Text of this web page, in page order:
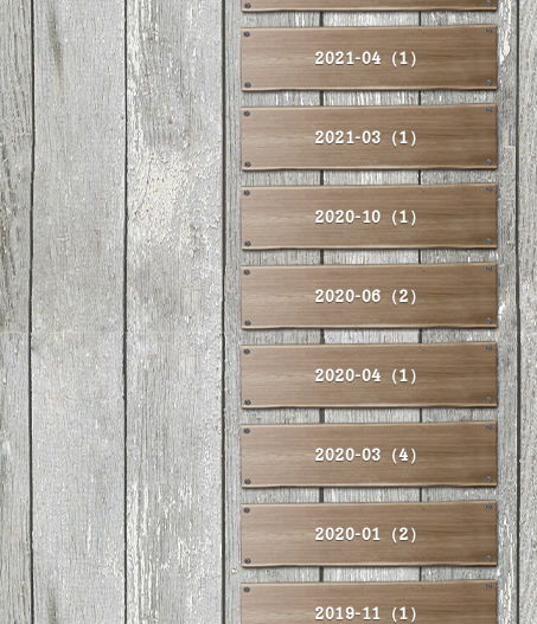
2021-04（1）
2021-03（1）
2020-10（1）
2020-06（2）
2020-04（1）
2020-03（4）
2020-01（2）
2019-11（1）